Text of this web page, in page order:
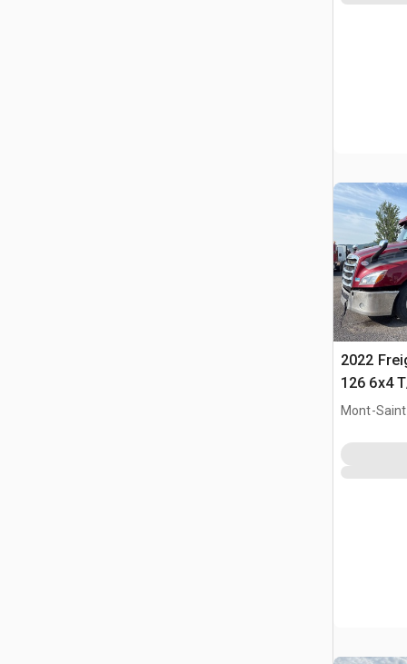
2022
126 6x4
Trekker
Mont-